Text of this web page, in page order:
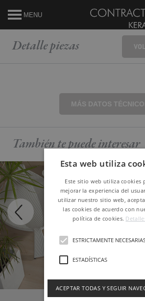
MENU
Detallepiezas
MÁS DATOS
También te puedeinteresar
Esta web utiliza
Este sitio web utiliza cookies
mejorar la experiencia del
utilizar nuestro sitio web,
las cookies de acuerdo con
política de cookies.
ESTRICTAMENTE
ESTADÍSTICAS
ACEPTAR TODAS Y SEGUIR